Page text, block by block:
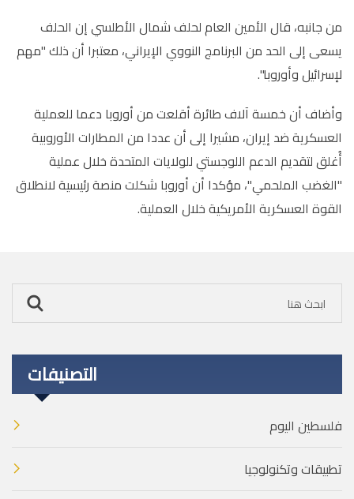
من جانبه، قال الأمين العام لحلف شمال الأطلسي إن الحلف
يسعى إلى الحد من البرنامج النووي الإيراني، معتبرا أن ذلك "مهم
لإسرائيل وأوروبا".
وأضاف أن خمسة آلاف طائرة أقلعت من أوروبا دعما للعملية
العسكرية ضد إيران، مشيرا إلى أن عددا من المطارات الأوروبية
أُغلق لتقديم الدعم اللوجستي للولايات المتحدة خلال عملية
"الغضب الملحمي"، مؤكدا أن أوروبا شكلت منصة رئيسية لانطلاق
القوة العسكرية الأمريكية خلال العملية.
التصنيفات
فلسطين اليوم
تطبيقات وتكنولوجيا